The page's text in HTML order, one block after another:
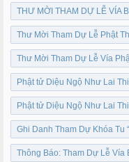
THƯ MỜI THAM DỰ LỄ VÍA
Thư Mời Tham Dự Lễ Phật
Thư Mời Tham Dự Lễ Vía
Phật tử Diệu Ngộ Như Lai
Phật tử Diệu Ngộ Như Lai
Ghi Danh Tham Dự Khóa Tu
Thông Báo: Tham Dự Lễ Vía